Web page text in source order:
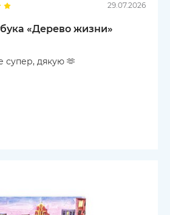
29.07.2026
«Дерево жизни»
дякую 🫶